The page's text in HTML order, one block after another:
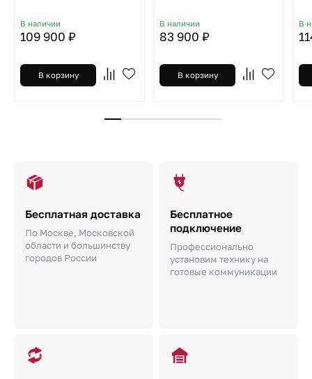
В наличии
109 900 ₽
В корзину
В наличии
83 900 ₽
В корзину
В
Бесплатная доставка
По Москве, Московской
области и большинству
городов России
Бесплатное
подключение
Профессионально
установим технику на
готовые коммуникации